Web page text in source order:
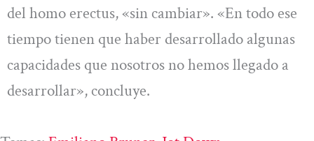
del homo erectus, «sin cambiar». «En todo ese
tiempo tienen que haber desarrollado algunas
capacidades que nosotros no hemos llegado a
desarrollar», concluye.